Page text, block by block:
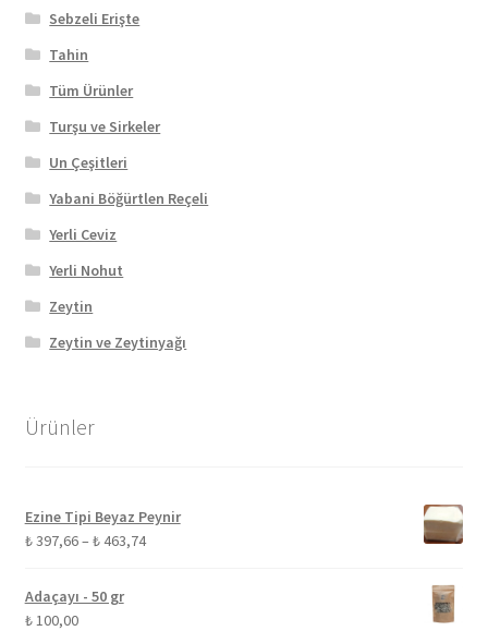
Sebzeli Erişte
Tahin
Tüm Ürünler
Turşu ve Sirkeler
Un Çeşitleri
Yabani Böğürtlen Reçeli
Yerli Ceviz
Yerli Nohut
Zeytin
Zeytin ve Zeytinyağı
Ürünler
Ezine Tipi Beyaz Peynir
₺397,66– ₺463,74Fiyat
Adaçayı - 50 gr
₺100,00